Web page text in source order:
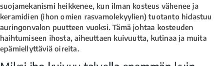
suojamekanismi heikkenee, kun ilman kosteus vähenee ja
keramidien (ihon omien rasvamolekyylien) tuotanto hidastuu
auringonvalon puutteen vuoksi. Tämä johtaa kosteuden
haihtumiseen ihosta, aiheuttaen kuivuutta, kutinaa ja muita
epämiellyttäviä oireita.